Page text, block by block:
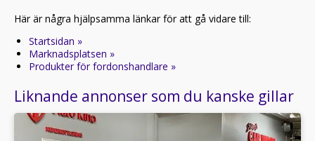
Här är några hjälpsamma länkar för att gå vidare till:
Startsidan »
Marknadsplatsen »
Produkter för fordonshandlare »
Liknande annonser som du kanske gillar